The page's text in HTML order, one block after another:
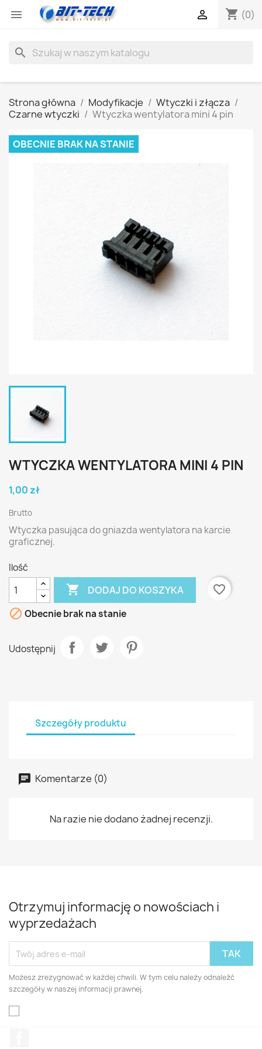
 shopping_cart (0)

search
Strona główna Modyfikacje
Wtyczki i złącza
Czarne wtyczki
Wtyczka wentylatora mini 4 pin
OBECNIE BRAK NA STANIE
WTYCZKA WENTYLATORA MINI 4 PIN
1,00 zł
Brutto
Wtyczka pasująca do gniazda wentylatora na karcie
graficznej.
Ilość
 DODAJ DO KOSZYKA
favorite_border
 Obecnie brak na stanie
Udostępnij
Szczegóły produktu
Komentarze (0)
Na razie nie dodano żadnej recenzji.
Otrzymuj informację o nowościach i
wyprzedażach
Możesz zrezygnować w każdej chwili. W tym celu należy odnaleźć
szczegóły w naszej informacji prawnej.